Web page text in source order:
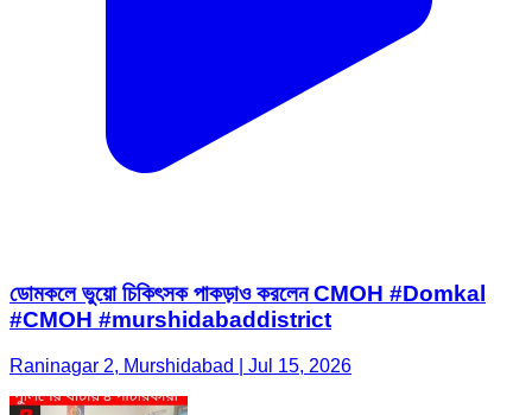
ডোমকলে ভুয়ো চিকিৎসক পাকড়াও করলেন CMOH #Domkal
#CMOH #murshidabaddistrict
Raninagar 2, Murshidabad | Jul 15, 2026